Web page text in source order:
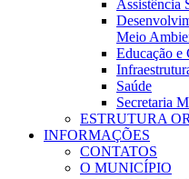
Assistência
Meio
Educação e
Saúde
Secretaria
ESTRUTURA
INFORMAÇÕES
CONTATOS
O MUNICÍPIO